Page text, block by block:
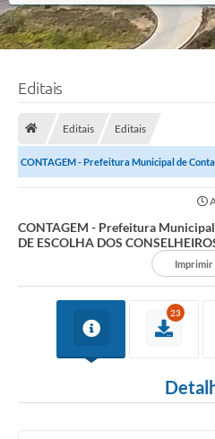
Editais
Editais Editais
CONTAGEM - Prefeitura Municipal de
DOS CONSELHEIROS TUTELARES - Edital
CONTAGEM - Prefeitura Municipal
DE ESCOLHA DOS
Imprimir
23